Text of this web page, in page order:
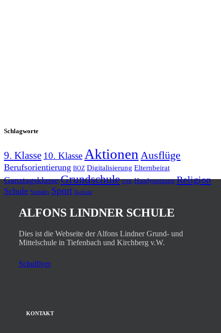
Schlagworte
9. Klasse 10. Klasse Aktionen Ausflüge
Berufsorientierung BOZ Digitalisierung Elternbeirat
Ganztagsklasse Grundschule GSE Handynutzung Religion
Schule Soziales Sport Technik
ALFONS LINDNER SCHULE
Dies ist die Webseite der Alfons Lindner Grund- und
Mittelschule in Tiefenbach und Kirchberg v.W.
Schulflyer
KONTAKT